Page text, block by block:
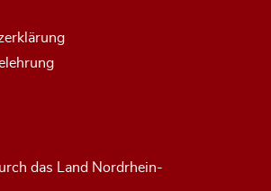
das Land Nordrhein-